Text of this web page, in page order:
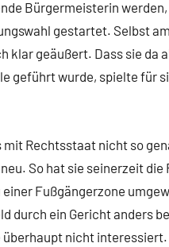
Bürgermeisterin werden,
gestartet. Selbst
klar geäußert. Dass sie da
geführt wurde, spielte für
mit Rechtsstaat nicht so
So hat sie seinerzeit
einer Fußgängerzone
durch ein Gericht anders
überhaupt nicht interessiert.